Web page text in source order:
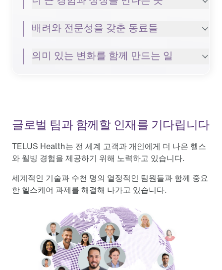
배려와 전문성을 갖춘 동료들
의미 있는 변화를 함께 만드는 일
글로벌 팀과 함께할 인재를 기다립니다
TELUS Health는 전 세계 고객과 개인에게 더 나은 헬스
와 웰빙 경험을 제공하기 위해 노력하고 있습니다.
세계적인 기술과 수천 명의 열정적인 팀원들과 함께 중요
한 헬스케어 과제를 해결해 나가고 있습니다.